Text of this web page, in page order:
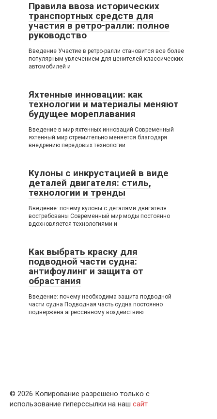
Правила ввоза исторических
транспортных средств для
участия в ретро-ралли: полное
руководство
Введение Участие в ретро-ралли становится все более
популярным увлечением для ценителей классических
автомобилей и
Яхтенные инновации: как
технологии и материалы меняют
будущее мореплавания
Введение в мир яхтенных инноваций Современный
яхтенный мир стремительно меняется благодаря
внедрению передовых технологий
Кулоны с инкрустацией в виде
деталей двигателя: стиль,
технологии и тренды
Введение: почему кулоны с деталями двигателя
востребованы Современный мир моды постоянно
вдохновляется технологиями и
Как выбрать краску для
подводной части судна:
антифоулинг и защита от
обрастания
Введение: почему необходима защита подводной
части судна Подводная часть судна постоянно
подвержена агрессивному воздействию
© 2026 Копирование разрешено только с
использование гиперссылки на наш сайт